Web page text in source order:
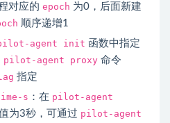
对应的 epoch 为0，后面新建
顺序递增1
agent init 函数中指定
pilot-agent proxy 命令
指定
s ：在 pilot-agent
为3秒，可通过 pilot-agent